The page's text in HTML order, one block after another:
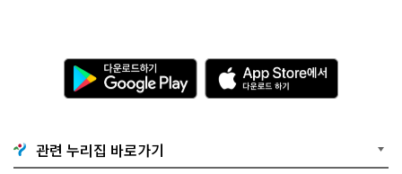
다
운
로
기
G
A
p
p
관련 누리집 바로가기